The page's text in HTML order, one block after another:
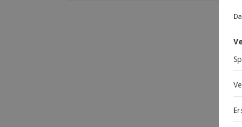
Ganzjährig auf Anfrage buchbar